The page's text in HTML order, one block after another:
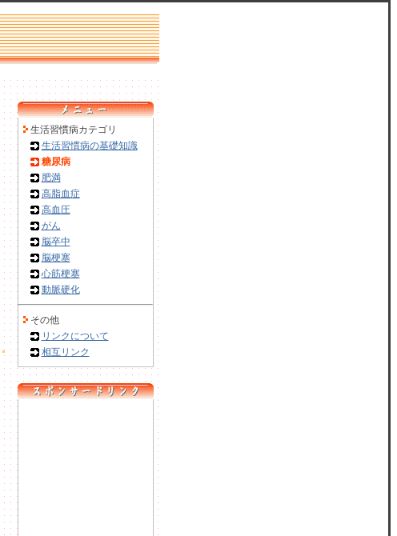
生活習慣病カテゴリ
生活習慣病の基礎知識
糖尿病
肥満
高脂血症
高血圧
がん
脳卒中
脳梗塞
心筋梗塞
動脈硬化
その他
リンクについて
相互リンク